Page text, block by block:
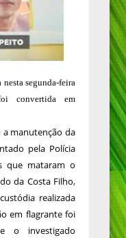
segunda-feira
convertida em
a manutenção da
pela Polícia
que mataram o
da Costa Filho,
realizada
em flagrante foi
o investigado